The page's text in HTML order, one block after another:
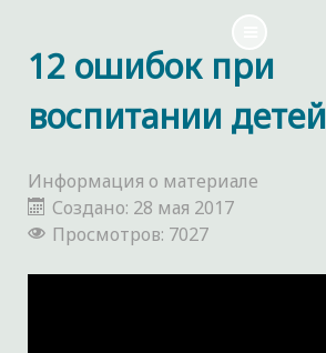
12 ошибок при
воспитании детей
Информация о материале
Создано: 28 мая 2017
Просмотров: 7027